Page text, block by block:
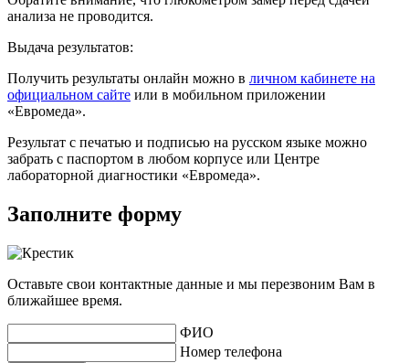
анализа не проводится.
Выдача результатов:
Получить результаты онлайн можно в личном кабинете на
официальном сайте или в мобильном приложении
«Евромеда».
Результат с печатью и подписью на русском языке можно
забрать с паспортом в любом корпусе или Центре
лабораторной диагностики «Евромеда».
Заполните форму
Оставьте свои контактные данные и мы перезвоним Вам в
ближайшее время.
ФИО
Номер телефона